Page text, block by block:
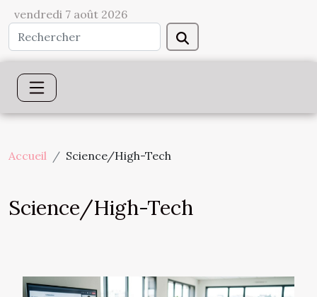
vendredi 7 août 2026
Accueil Science/High-Tech
Science/High-Tech